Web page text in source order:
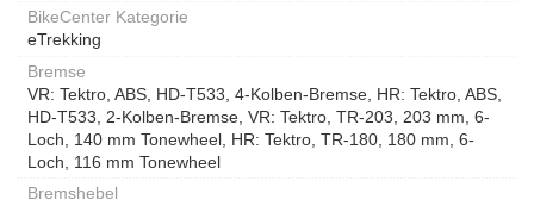
BikeCenter Kategorie
eTrekking
Bremse
VR: Tektro, ABS, HD-T533, 4-Kolben-Bremse, HR: Tektro, ABS,
HD-T533, 2-Kolben-Bremse, VR: Tektro, TR-203, 203 mm, 6-
Loch, 140 mm Tonewheel, HR: Tektro, TR-180, 180 mm, 6-
Loch, 116 mm Tonewheel
Bremshebel